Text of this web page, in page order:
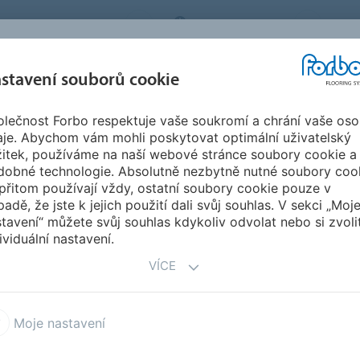
FLOORING SYSTEMS CZECH REPUBLIC
A
UDRŽITELNOST
STAHOVÁNÍ
DOKUMENTŮ
Marmoleum Marmoleum Imagine
vytvořit úchvatné podlahové vzory? Pro
3 mezinárodní designéry, aby navrhli sérii vzorů z
technologií řezání vodním paprskem Aqujet.
zhotovit nekonečné designové možnosti na
souborů cookie
Forbo respektuje vaše soukromí a chrání vaše
Abychom vám mohli poskytovat optimální uživatelský
používáme na naší webové stránce soubory cookie a
technologie. Absolutně nezbytně nutné soubory
používají vždy, ostatní soubory cookie pouze v
že jste k jejich použití dali svůj souhlas. V sekci
můžete svůj souhlas kdykoliv odvolat nebo si
nastavení.
VÍCE
Moje nastavení